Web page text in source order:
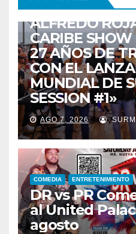
ZULIA
ALFREDO
CARIBE
27 AÑOS DE
CON EL
MUNDIAL DE
SESSION #1»
AGO 7, 2026
COMEDIA ENTRETENIMIENTO
DR vs PR
al United
agosto